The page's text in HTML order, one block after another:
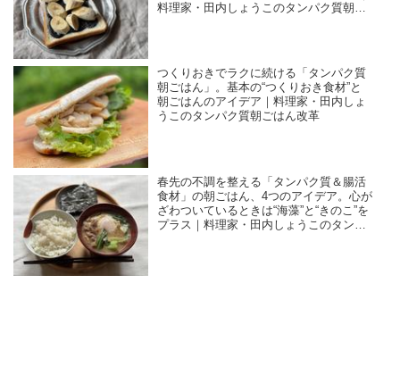
料理家・田内しょうこのタンパク質朝ご
つくりおきでラクに続ける「タンパク質
朝ごはん」。基本の“つくりおき食材”と
朝ごはんのアイデア｜料理家・田内しょ
うこのタンパク質朝ごはん改革
春先の不調を整える「タンパク質＆腸活
食材」の朝ごはん、4つのアイデア。心が
ざわついているときは“海藻”と“きのこ”を
プラス｜料理家・田内しょうこのタンパ